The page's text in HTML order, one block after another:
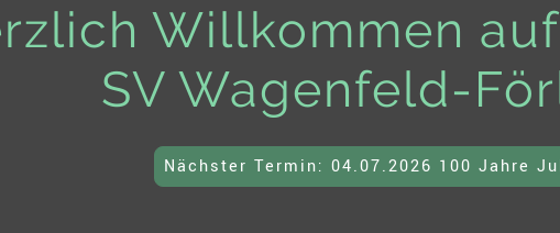
Nächster Termin: 04.07.2026 100 Jahre
Willkommen
SV Wagenfeld-